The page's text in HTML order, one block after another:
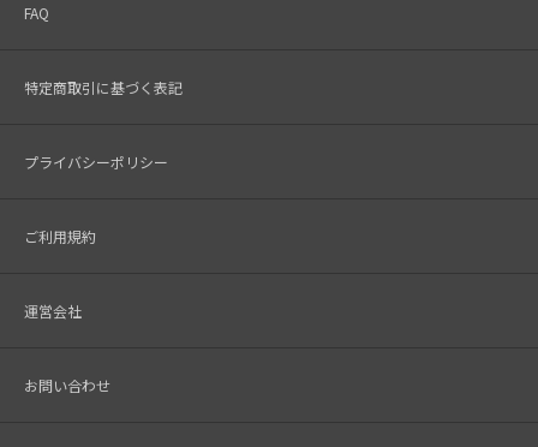
FAQ
特定商取引に基づく表記
プライバシーポリシー
ご利用規約
運営会社
お問い合わせ